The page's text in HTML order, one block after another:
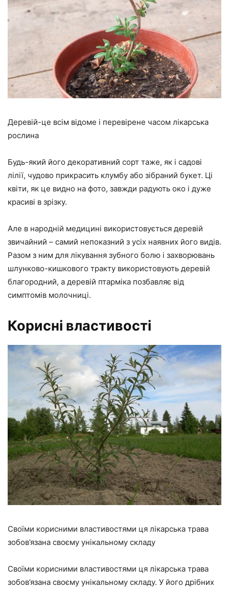
Деревій-це всім відоме і перевірене часом лікарська
рослина
Будь-який його декоративний сорт таже, як і садові
лілії, чудово прикрасить клумбу або зібраний букет. Ці
квіти, як це видно на фото, завжди радують око і дуже
красиві в зрізку.
Але в народній медицині використовується деревій
звичайний – самий непоказний з усіх наявних його видів.
Разом з ним для лікування зубного болю і захворювань
шлунково-кишкового тракту використовують деревій
благородний, а деревій птарміка позбавляє від
симптомів молочниці.
Корисні властивості
Своїми корисними властивостями ця лікарська трава
зобов’язана своєму унікальному складу
Своїми корисними властивостями ця лікарська трава
зобов’язана своєму унікальному складу. У його дрібних